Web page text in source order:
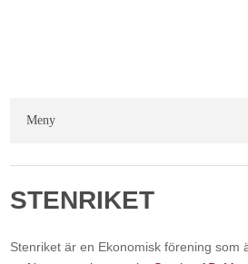
Meny
STENRIKET
Stenriket är en Ekonomisk förening som